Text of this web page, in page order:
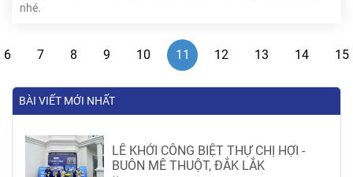
nhé.
6 7 8 9 10 11 12 13 14 15
BÀI VIẾT MỚI NHẤT
LỄ KHỞI CÔNG BIỆT THỰ CHỊ HỢI -
BUÔN MÊ THUỘT, ĐẮK LẮK